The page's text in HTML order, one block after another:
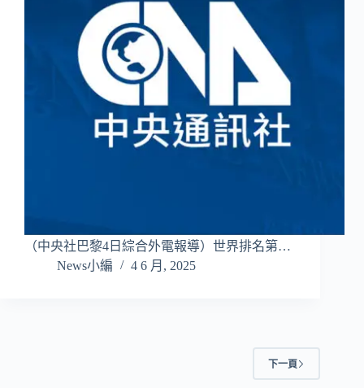
（中央社巴黎4日綜合外電報導）世界排名第…
News小編
4 6 月, 2025
下一頁